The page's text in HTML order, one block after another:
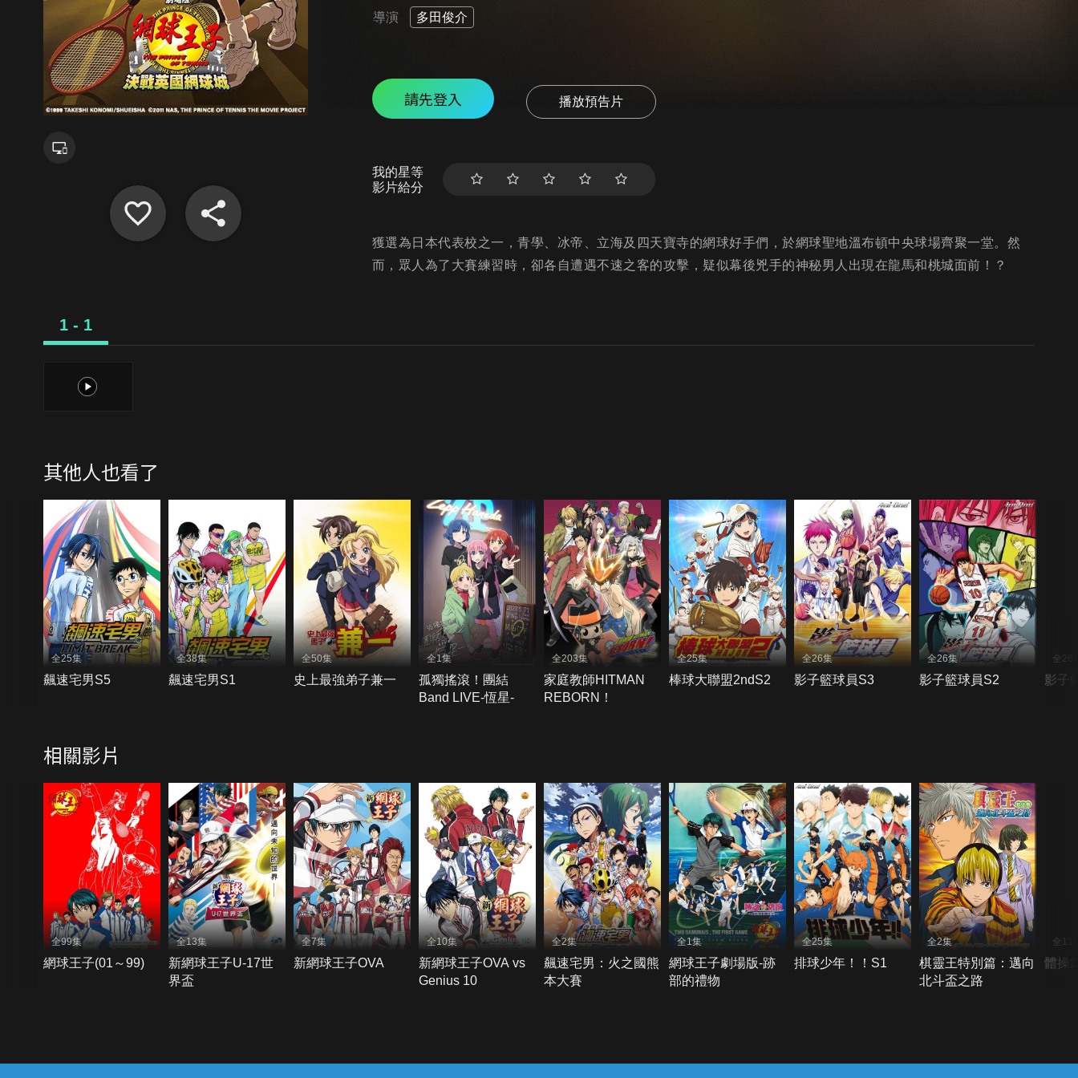
導演 多田俊介
請先登入 播放預告片
我的星等
影片給分
獲選為日本代表校之一，青學、冰帝、立海及四天寶寺的網球好手們，於網球聖地溫布頓中央球場齊聚一堂。然
而，眾人為了大賽練習時，卻各自遭遇不速之客的攻擊，疑似幕後兇手的神秘男人出現在龍馬和桃城面前！？
1 - 1
1
其他人也看了
全25集
飆速宅男S5
全38集
飆速宅男S1
全50集
史上最強弟子兼一
全1集
孤獨搖滾！團結
Band LIVE-恆星-
全203集
家庭教師HITMAN
REBORN！
全25集
棒球大聯盟2ndS2
全26集
影子籃球員S3
全26集
影子籃球員S2
全26
影子
相關影片
全99集
網球王子(01～99)
全13集
新網球王子U-17世
界盃
全7集
新網球王子OVA
全10集
新網球王子OVA vs
Genius 10
全2集
飆速宅男：火之國熊
本大賽
全1集
網球王子劇場版-跡
部的禮物
全25集
排球少年！！S1
全2集
棋靈王特別篇：邁向
北斗盃之路
全11
體操